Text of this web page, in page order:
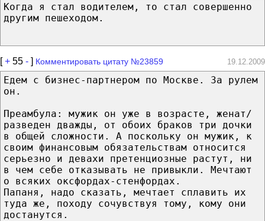
Когда я стал водителем, то стал совершенно
другим пешеходом.
[+ 55 - ] Комментировать цитату №23859 19.12.2009
Едем с бизнес-партнером по Москве. За рулем
он.
Преамбула: мужик он уже в возрасте, женат/
разведен дважды, от обоих браков три дочки
в общей сложности. А поскольку он мужик, к
своим финансовым обязательствам относится
серьезно и девахи претенциозные растут, ни
в чем себе отказывать не привыкли. Мечтают
о всяких оксфордах-стенфордах.
Папаня, надо сказать, мечтает сплавить их
туда же, походу сочувствуя тому, кому они
достанутся.